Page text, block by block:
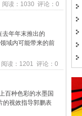
读：1030 评论：0
去年年末推出的
域内可能带来的前
读：1201 评论：0
百种色彩的水墨国
的视效指导郭鹏表